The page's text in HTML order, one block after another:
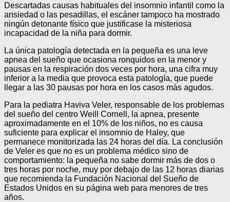
Descartadas causas habituales del insomnio infantil como la
ansiedad o las pesadillas, el escáner tampoco ha mostrado
ningún detonante físico que justificase la misteriosa
incapacidad de la niña para dormir.
La única patología detectada en la pequeña es una leve
apnea del sueño que ocasiona ronquidos en la menor y
pausas en la respiración dos veces por hora, una cifra muy
inferior a la media que provoca esta patología, que puede
llegar a las 30 pausas por hora en los casos más agudos.
Para la pediatra Haviva Veler, responsable de los problemas
del sueño del centro Weill Cornell, la apnea, presente
aproximadamente en el 10% de los niños, no es causa
suficiente para explicar el insomnio de Haley, que
permanece monitorizada las 24 horas del día. La conclusión
de Veler es que no es un problema médico sino de
comportamiento: la pequeña no sabe dormir más de dos o
tres horas por noche, muy por debajo de las 12 horas diarias
que recomienda la Fundación Nacional del Sueño de
Estados Unidos en su página web para menores de tres
años.